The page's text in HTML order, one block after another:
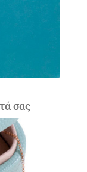
σας